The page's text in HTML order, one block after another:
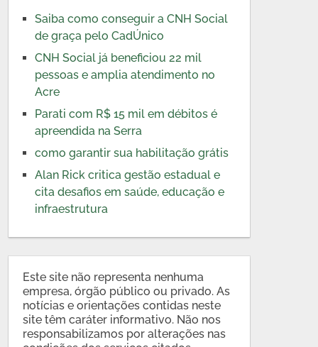
Saiba como conseguir a CNH Social
de graça pelo CadÚnico
CNH Social já beneficiou 22 mil
pessoas e amplia atendimento no
Acre
Parati com R$ 15 mil em débitos é
apreendida na Serra
como garantir sua habilitação grátis
Alan Rick critica gestão estadual e
cita desafios em saúde, educação e
infraestrutura
Este site não representa nenhuma
empresa, órgão público ou privado. As
notícias e orientações contidas neste
site têm caráter informativo. Não nos
responsabilizamos por alterações nas